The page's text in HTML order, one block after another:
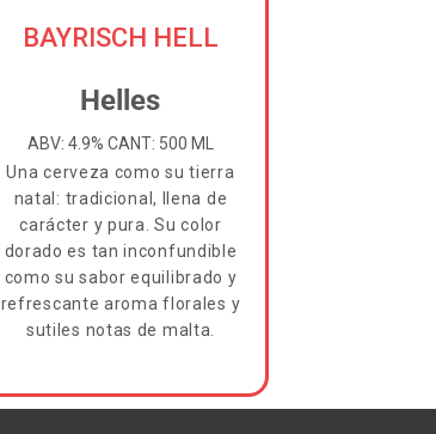
BAYRISCH HELL
Helles
ABV: 4.9% CANT: 500 ML
Una cerveza como su tierra
natal: tradicional, llena de
carácter y pura. Su color
dorado es tan inconfundible
como su sabor equilibrado y
refrescante aroma florales y
sutiles notas de malta.